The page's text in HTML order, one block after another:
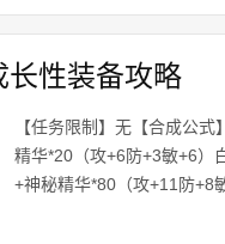
长性装备攻略
【任务限制】无【合成公
精华*20（攻+6防+3敏+6）
+神秘精华*80（攻+11防+8